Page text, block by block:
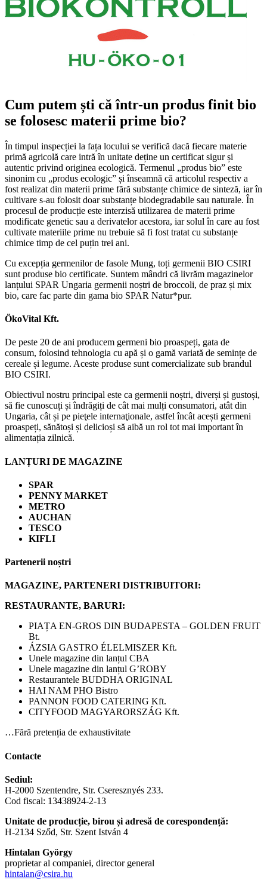
Cum putem ști că într-un produs finit bio
se folosesc materii prime bio?
În timpul inspecției la fața locului se verifică dacă fiecare materie
primă agricolă care intră în unitate deține un certificat sigur și
autentic privind originea ecologică. Termenul „produs bio” este
sinonim cu „produs ecologic” și înseamnă că articolul respectiv a
fost realizat din materii prime fără substanțe chimice de sinteză, iar în
cultivare s-au folosit doar substanțe biodegradabile sau naturale. În
procesul de producție este interzisă utilizarea de materii prime
modificate genetic sau a derivatelor acestora, iar solul în care au fost
cultivate materiile prime nu trebuie să fi fost tratat cu substanțe
chimice timp de cel puțin trei ani.
Cu excepția germenilor de fasole Mung, toți germenii BIO CSIRI
sunt produse bio certificate. Suntem mândri că livrăm magazinelor
lanțului SPAR Ungaria germenii noștri de broccoli, de praz și mix
bio, care fac parte din gama bio SPAR Natur*pur.
ÖkoVital Kft.
De peste 20 de ani producem germeni bio proaspeți, gata de
consum, folosind tehnologia cu apă și o gamă variată de semințe de
cereale și legume. Aceste produse sunt comercializate sub brandul
BIO CSIRI.
Obiectivul nostru principal este ca germenii noștri, diverși și gustoși,
să fie cunoscuți și îndrăgiți de cât mai mulți consumatori, atât din
Ungaria, cât și pe pieţele internaţionale, astfel încât acești germeni
proaspeți, sănătoși și delicioși să aibă un rol tot mai important în
alimentația zilnică.
LANȚURI DE MAGAZINE
SPAR
PENNY MARKET
METRO
AUCHAN
TESCO
KIFLI
Partenerii noștri
MAGAZINE, PARTENERI DISTRIBUITORI:
RESTAURANTE, BARURI:
PIAȚA EN-GROS DIN BUDAPESTA – GOLDEN FRUIT
Bt.
ÁZSIA GASTRO ÉLELMISZER Kft.
Unele magazine din lanțul CBA
Unele magazine din lanțul G’ROBY
Restaurantele BUDDHA ORIGINAL
HAI NAM PHO Bistro
PANNON FOOD CATERING Kft.
CITYFOOD MAGYARORSZÁG Kft.
…Fără pretenția de exhaustivitate
Contacte
Sediul:
H-2000 Szentendre, Str. Cseresznyés 233.
Cod fiscal: 13438924-2-13
Unitate de producție, birou și adresă de corespondență:
H-2134 Sződ, Str. Szent István 4
Hintalan György
proprietar al companiei, director general
hintalan@csira.hu